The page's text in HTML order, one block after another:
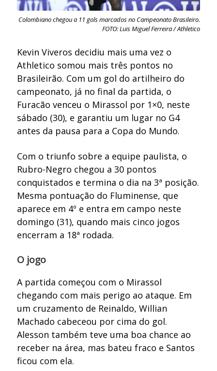
Colombiano chegou a 11 gols marcados no Campeonato Brasileiro.
FOTO: Luis Miguel Ferreira / Athletico
Kevin Viveros decidiu mais uma vez o
Athletico somou mais três pontos no
Brasileirão. Com um gol do artilheiro do
campeonato, já no final da partida, o
Furacão venceu o Mirassol por 1×0, neste
sábado (30), e garantiu um lugar no G4
antes da pausa para a Copa do Mundo.
Com o triunfo sobre a equipe paulista, o
Rubro-Negro chegou a 30 pontos
conquistados e termina o dia na 3ª posição.
Mesma pontuação do Fluminense, que
aparece em 4º e entra em campo neste
domingo (31), quando mais cinco jogos
encerram a 18ª rodada.
O jogo
A partida começou com o Mirassol
chegando com mais perigo ao ataque. Em
um cruzamento de Reinaldo, Willian
Machado cabeceou por cima do gol.
Alesson também teve uma boa chance ao
receber na área, mas bateu fraco e Santos
ficou com ela.